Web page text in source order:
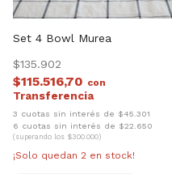
Set 4 Bowl Murea
$135.902
$115.516,70 con
3 cuotas sin interés de $45.301
6 cuotas sin interés de $22.650
(superando los $300.000)
¡Solo quedan 2 en stock!